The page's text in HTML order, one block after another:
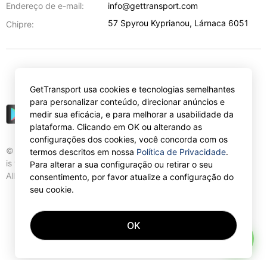
Endereço de e-mail:
info@gettransport.com
Chipre:
57 Spyrou Kyprianou, Lárnaca 6051
© Gettransport International Limited. GetTransport®
is trademark of Gettransport International Limited.
All rights reserved.
GetTransport usa cookies e tecnologias semelhantes
para personalizar conteúdo, direcionar anúncios e
medir sua eficácia, e para melhorar a usabilidade da
plataforma. Clicando em OK ou alterando as
configurações dos cookies, você concorda com os
termos descritos em nossa Política de Privacidade.
Para alterar a sua configuração ou retirar o seu
consentimento, por favor atualize a configuração do
seu cookie.
OK
AI